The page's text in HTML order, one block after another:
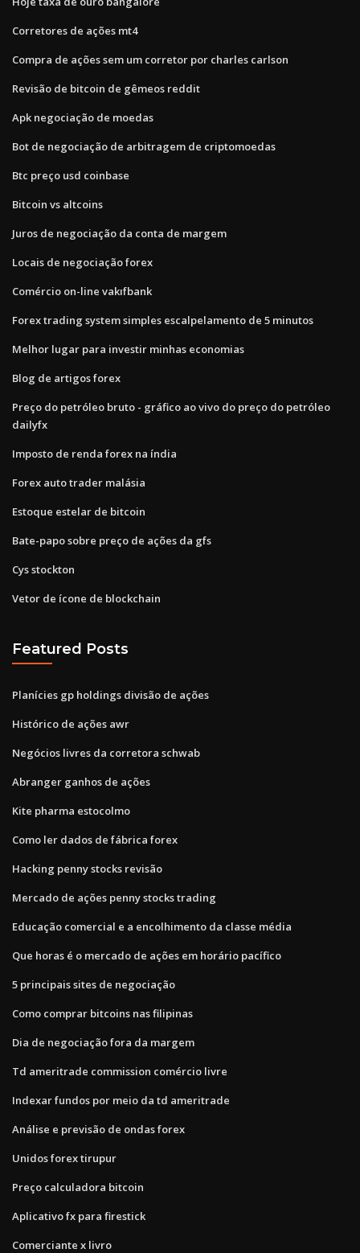
Corretores de ações mt4
Compra de ações sem um corretor por charles carlson
Revisão de bitcoin de gêmeos reddit
Apk negociação de moedas
Bot de negociação de arbitragem de criptomoedas
Btc preço usd coinbase
Bitcoin vs altcoins
Juros de negociação da conta de margem
Locais de negociação forex
Comércio on-line vakıfbank
Forex trading system simples escalpelamento de 5 minutos
Melhor lugar para investir minhas economias
Blog de artigos forex
Preço do petróleo bruto - gráfico ao vivo do preço do petróleo
dailyfx
Imposto de renda forex na índia
Forex auto trader malásia
Estoque estelar de bitcoin
Bate-papo sobre preço de ações da gfs
Cys stockton
Vetor de ícone de blockchain
Featured Posts
Planícies gp holdings divisão de ações
Histórico de ações awr
Negócios livres da corretora schwab
Abranger ganhos de ações
Kite pharma estocolmo
Como ler dados de fábrica forex
Hacking penny stocks revisão
Mercado de ações penny stocks trading
Educação comercial e a encolhimento da classe média
Que horas é o mercado de ações em horário pacífico
5 principais sites de negociação
Como comprar bitcoins nas filipinas
Dia de negociação fora da margem
Td ameritrade commission comércio livre
Indexar fundos por meio da td ameritrade
Análise e previsão de ondas forex
Unidos forex tirupur
Preço calculadora bitcoin
Aplicativo fx para firestick
Comerciante x livro